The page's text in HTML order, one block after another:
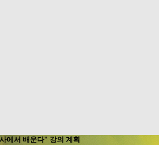
에서 배운다" 강의 계획